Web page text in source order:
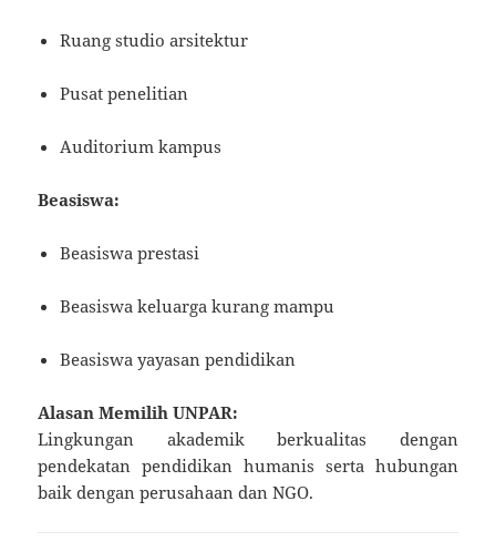
Ruang studio arsitektur
Pusat penelitian
Auditorium kampus
Beasiswa:
Beasiswa prestasi
Beasiswa keluarga kurang mampu
Beasiswa yayasan pendidikan
Alasan Memilih UNPAR:
Lingkungan akademik berkualitas dengan
pendekatan pendidikan humanis serta hubungan
baik dengan perusahaan dan NGO.